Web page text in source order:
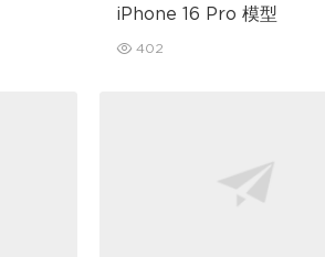
iPhone 16 Pro 模型
402